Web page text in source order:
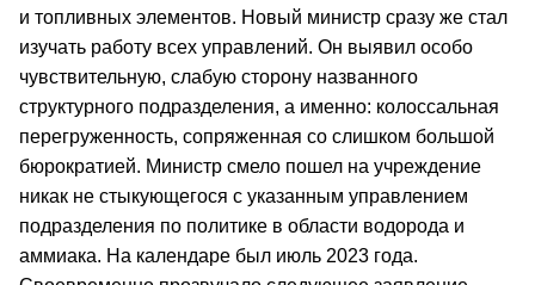
и топливных элементов. Новый министр сразу же стал
изучать работу всех управлений. Он выявил особо
чувствительную, слабую сторону названного
структурного подразделения, а именно: колоссальная
перегруженность, сопряженная со слишком большой
бюрократией. Министр смело пошел на учреждение
никак не стыкующегося с указанным управлением
подразделения по политике в области водорода и
аммиака. На календаре был июль 2023 года.